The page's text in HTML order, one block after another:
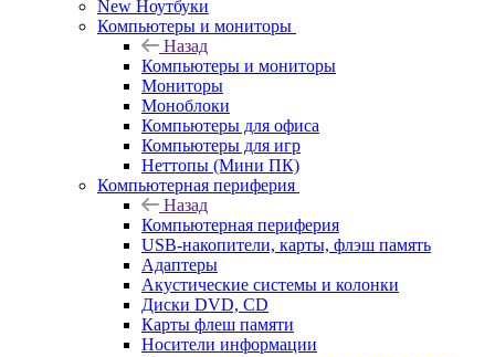
New Ноутбуки
Компьютеры и мониторы
Назад
Компьютеры и мониторы
Мониторы
Моноблоки
Компьютеры для офиса
Компьютеры для игр
Неттопы (Мини ПК)
Компьютерная периферия
Назад
Компьютерная периферия
USB-накопители, карты, флэш память
Адаптеры
Акустические системы и колонки
Диски DVD, CD
Карты флеш памяти
Носители информации